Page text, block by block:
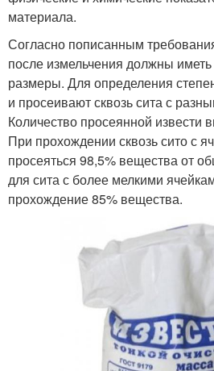
материала.
Согласно пописанным
после измельчения должны
размеры. Для определения
и просеивают сквозь сита с
Количество просеянной извести
При прохождении сквозь сито с
просеяться 98,5% вещества от
для сита с более мелкими
прохождение 85% вещества.